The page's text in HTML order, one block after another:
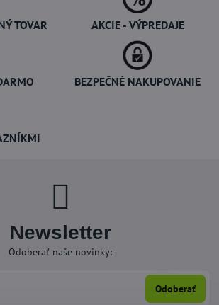
TOVAR AKCIE - VÝPREDAJE
BEZPEČNÉ NAKUPOVANIE
Newsletter
Odoberať naše novinky:
Odoberať